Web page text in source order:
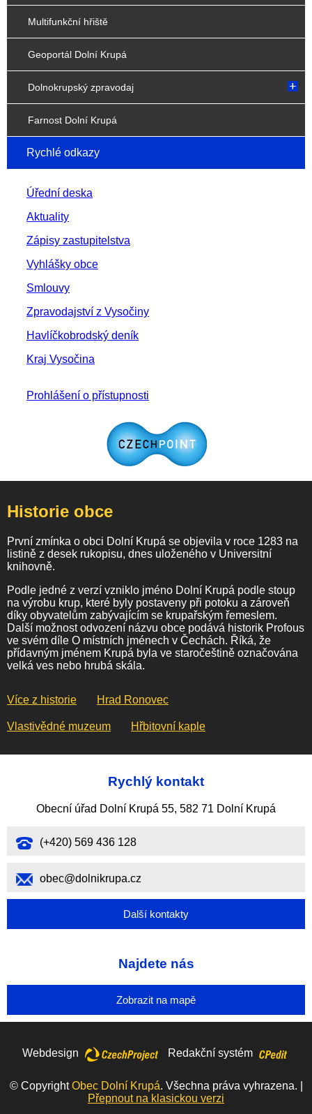
Multifunkční hřiště
Geoportál Dolní Krupá
Dolnokrupský zpravodaj
Farnost Dolní Krupá
Rychlé odkazy
Úřední deska
Aktuality
Zápisy zastupitelstva
Vyhlášky obce
Smlouvy
Zpravodajství z Vysočiny
Havlíčkobrodský deník
Kraj Vysočina
Prohlášení o přístupnosti
Historie obce
První zmínka o obci Dolní Krupá se objevila v roce 1283 na
listině z desek rukopisu, dnes uloženého v Universitní
knihovně.
Podle jedné z verzí vzniklo jméno Dolní Krupá podle stoup
na výrobu krup, které byly postaveny při potoku a zároveň
díky obyvatelům zabývajícím se krupařským řemeslem.
Další možnost odvození názvu obce podává historik Profous
ve svém díle O místních jménech v Čechách. Říká, že
přídavným jménem Krupá byla ve staročeštině označována
velká ves nebo hrubá skála.
Více z historie Hrad Ronovec
Vlastivědné muzeum Hřbitovní kaple
Rychlý kontakt
Obecní úřad Dolní Krupá 55, 582 71 Dolní Krupá
(+420) 569 436 128
obec@dolnikrupa.cz
Další kontakty
Najdete nás
Zobrazit na mapě
Webdesign Redakční systém
© CopyrightObec Dolní Krupá. Všechna práva vyhrazena. |
Přepnout na klasickou verzi